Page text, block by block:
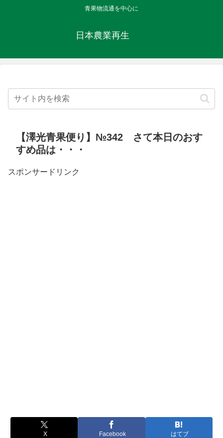
青果物流通を中心に
日本農業再生
【澤光青果便り】№342 さて本日のおす
すめ品は・・・
スポンサードリンク
X Facebook はてブ